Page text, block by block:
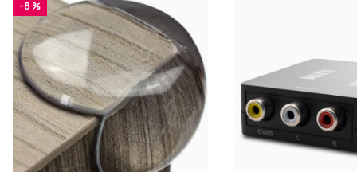
Skala 1/16
Lengde 321mm
Bredde 247mm
Høyde 115mm
Wheelbase 203mm
Motor 2848 3000KV Børsteløs
Styreservo 2.5kg Mikro MG (SX114)
Radiosystem Spektrum SLT2
Batterikontakt IC2
-8 %